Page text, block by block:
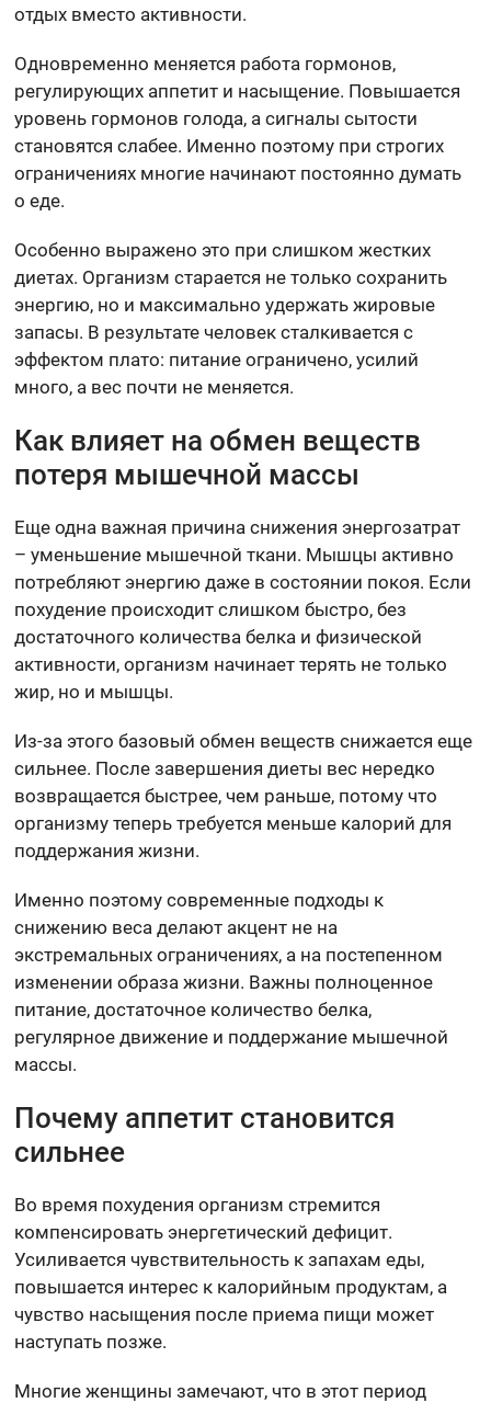
отдых вместо активности.
Одновременно меняется работа гормонов,
регулирующих аппетит и насыщение. Повышается
уровень гормонов голода, а сигналы сытости
становятся слабее. Именно поэтому при строгих
ограничениях многие начинают постоянно думать
о еде.
Особенно выражено это при слишком жестких
диетах. Организм старается не только сохранить
энергию, но и максимально удержать жировые
запасы. В результате человек сталкивается с
эффектом плато: питание ограничено, усилий
много, а вес почти не меняется.
Как влияет на обмен веществ
потеря мышечной массы
Еще одна важная причина снижения энергозатрат
– уменьшение мышечной ткани. Мышцы активно
потребляют энергию даже в состоянии покоя. Если
похудение происходит слишком быстро, без
достаточного количества белка и физической
активности, организм начинает терять не только
жир, но и мышцы.
Из-за этого базовый обмен веществ снижается еще
сильнее. После завершения диеты вес нередко
возвращается быстрее, чем раньше, потому что
организму теперь требуется меньше калорий для
поддержания жизни.
Именно поэтому современные подходы к
снижению веса делают акцент не на
экстремальных ограничениях, а на постепенном
изменении образа жизни. Важны полноценное
питание, достаточное количество белка,
регулярное движение и поддержание мышечной
массы.
Почему аппетит становится
сильнее
Во время похудения организм стремится
компенсировать энергетический дефицит.
Усиливается чувствительность к запахам еды,
повышается интерес к калорийным продуктам, а
чувство насыщения после приема пищи может
наступать позже.
Многие женщины замечают, что в этот период